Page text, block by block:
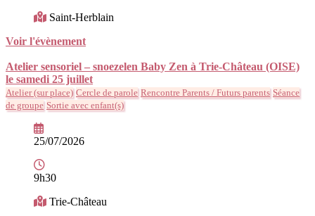
Saint-Herblain
Voir l'évènement
Atelier sensoriel – snoezelen Baby Zen à Trie-Château (OISE)
le samedi 25 juillet
Atelier (sur place) Cercle de parole Rencontre Parents / Futurs parents Séance
de groupe Sortie avec enfant(s)
25/07/2026
9h30
Trie-Château